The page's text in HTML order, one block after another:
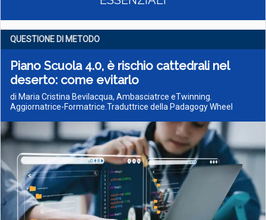
QUESTIONE DI METODO
Piano Scuola 4.0, è rischio cattedrali nel
deserto: come evitarlo
di Maria Cristina Bevilacqua, Ambasciatrce eTwinning.
Aggiornatrice-Formatrice.Traduttrice della Padagogy Wheel